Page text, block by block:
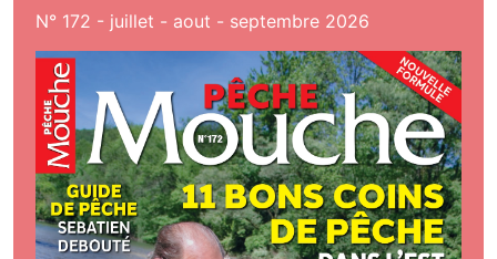
N° 172 - juillet - aout - septembre 2026